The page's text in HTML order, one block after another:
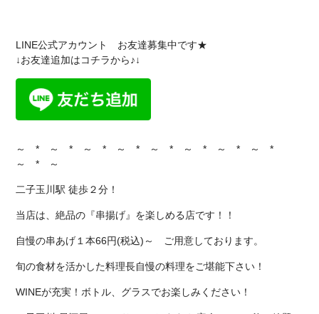
LINE公式アカウント お友達募集中です★
↓お友達追加はコチラから♪↓
～ * ～ * ～ * ～ * ～ * ～ * ～ * ～ *
～ * ～
二子玉川駅 徒歩２分！
当店は、絶品の『串揚げ』を楽しめる店です！！
自慢の串あげ１本66円(税込)～ ご用意しております。
旬の食材を活かした料理長自慢の料理をご堪能下さい！
WINEが充実！ボトル、グラスでお楽しみください！